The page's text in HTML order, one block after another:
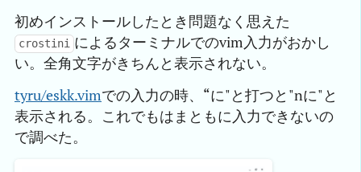
初めインストールしたとき問題なく思えた
crostini によるターミナルでのvim入力がおかし
い。全角文字がきちんと表示されない。
tyru/eskk.vimでの入力の時、“に"と打つと"nに"と
表示される。これでもはまともに入力できないの
で調べた。